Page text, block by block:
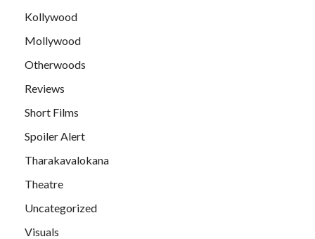
Kollywood
Mollywood
Otherwoods
Reviews
Short Films
Spoiler Alert
Tharakavalokana
Theatre
Uncategorized
Visuals